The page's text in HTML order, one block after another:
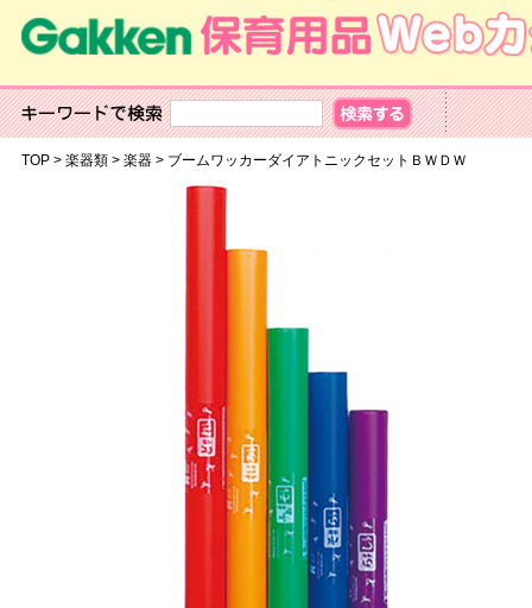
TOP> 楽器類> 楽器> ブームワッカーダイアトニックセットＢＷＤＷ